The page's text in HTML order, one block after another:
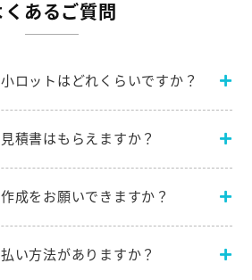
くあるご質問
ロットはどれくらいですか？
積書はもらえますか？
成をお願いできますか？
い方法がありますか？